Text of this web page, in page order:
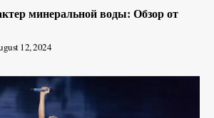
минеральной воды: Обзор от
12, 2024